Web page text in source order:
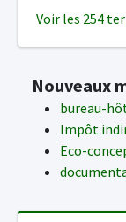
Voir les 254
Nouveaux
bureau-
Impôt
Eco-